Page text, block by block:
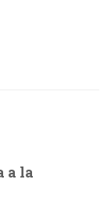
a la